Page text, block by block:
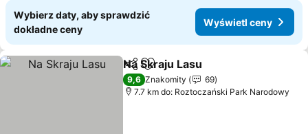
Wybierz daty, aby sprawdzić
dokładne ceny
Wyświetl ceny
Udostępnij
Dodaj do ulubionych
Na Skraju Lasu
9,6 Znakomity
69
7.7 km do: Roztoczański Park Narodowy